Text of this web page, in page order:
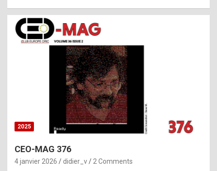
c
h
i
s
t
o
r
p
2025
CEO-MAG 376
4 janvier 2026 didier_v 2 Comments